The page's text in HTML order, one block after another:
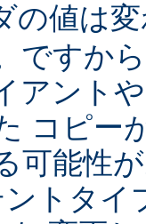
の値は
ですか
アント
コピー
可能性
トタイ